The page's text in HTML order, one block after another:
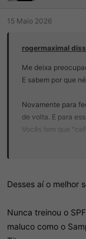
15 Maio 2026
rogermaximal
Me deixa
E sabem por que
Novamente para
de volta. E para
Vocês tem que
trouxas voltam a
A torcida quando
Desses aí o melhor
Nunca treinou o
maluco como o